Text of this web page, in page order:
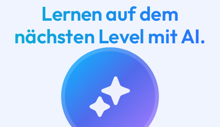
Lernen auf dem
nächsten Level mit AI.